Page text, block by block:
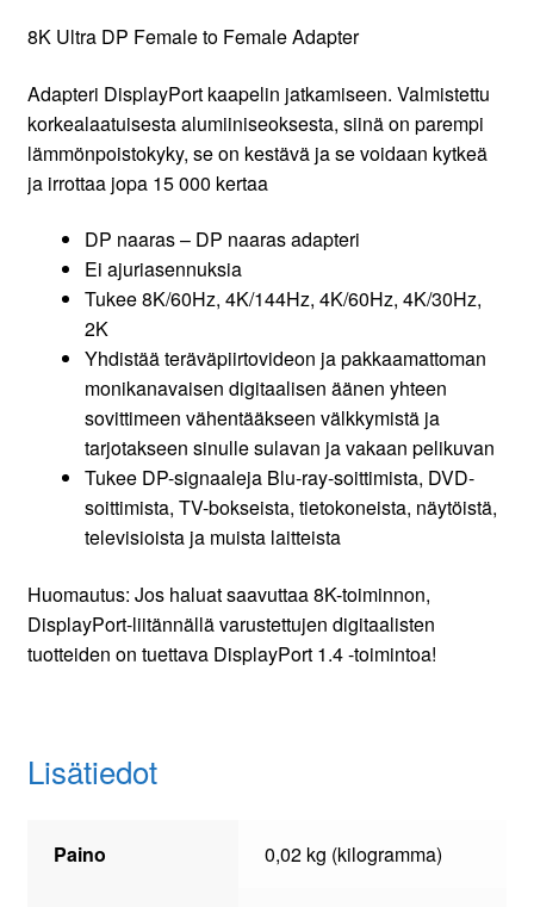
8K Ultra DP Female to Female Adapter
Adapteri DisplayPort kaapelin jatkamiseen. Valmistettu
korkealaatuisesta alumiiniseoksesta, siinä on parempi
lämmönpoistokyky, se on kestävä ja se voidaan kytkeä
ja irrottaa jopa 15 000 kertaa
DP naaras – DP naaras adapteri
Ei ajuriasennuksia
Tukee 8K/60Hz, 4K/144Hz, 4K/60Hz, 4K/30Hz,
2K
Yhdistää teräväpiirtovideon ja pakkaamattoman
monikanavaisen digitaalisen äänen yhteen
sovittimeen vähentääkseen välkkymistä ja
tarjotakseen sinulle sulavan ja vakaan pelikuvan
Tukee DP-signaaleja Blu-ray-soittimista, DVD-
soittimista, TV-bokseista, tietokoneista, näytöistä,
televisioista ja muista laitteista
Huomautus: Jos haluat saavuttaa 8K-toiminnon,
DisplayPort-liitännällä varustettujen digitaalisten
tuotteiden on tuettava DisplayPort 1.4 -toimintoa!
Lisätiedot
Paino 0,02 kg (kilogramma)